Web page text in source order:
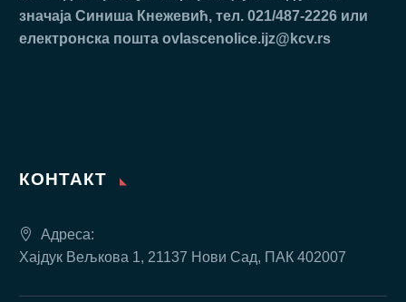
знaчaja Синиша Кнежевић, тел. 021/487-2226 или
електронска пошта ovlascenolice.ijz@kcv.rs
КОНТАКТ
Адреса:
Хајдук Вељкова 1, 21137 Нови Сад, ПАК 402007